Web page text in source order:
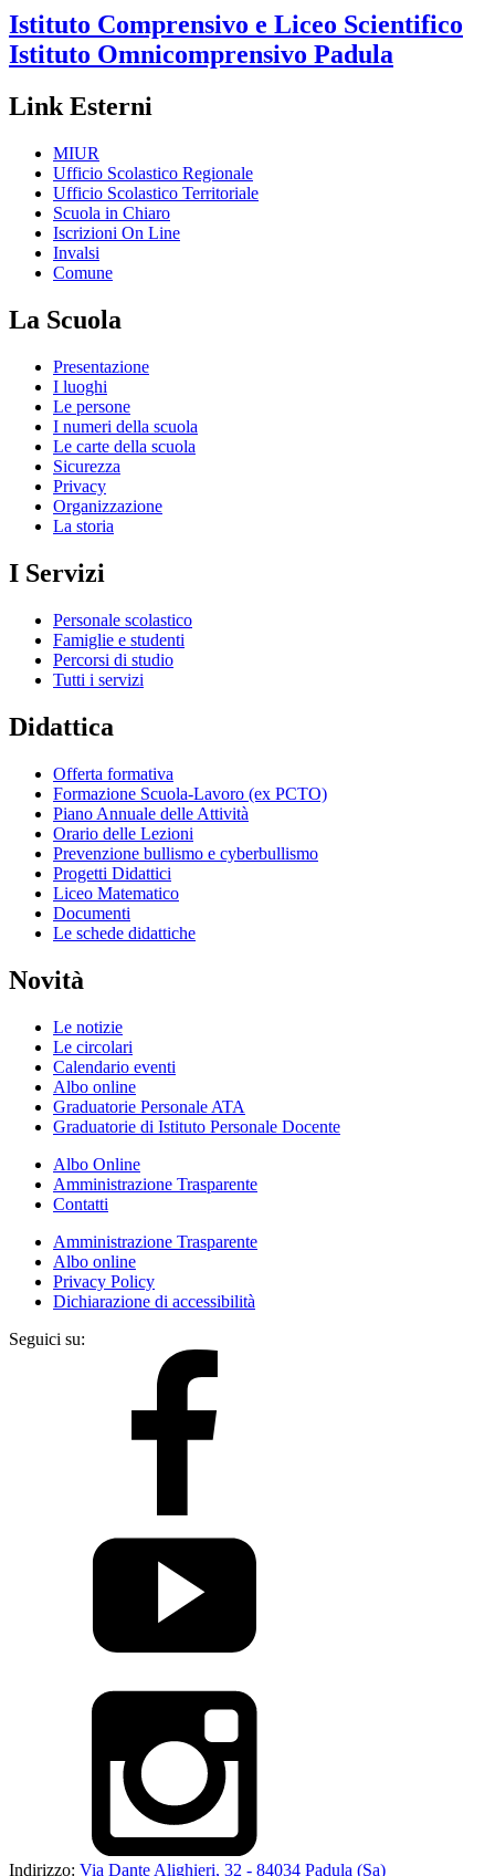
Istituto Comprensivo e Liceo Scientifico
Istituto Omnicomprensivo Padula
Link Esterni
MIUR
Ufficio Scolastico Regionale
Ufficio Scolastico Territoriale
Scuola in Chiaro
Iscrizioni On Line
Invalsi
Comune
La Scuola
Presentazione
I luoghi
Le persone
I numeri della scuola
Le carte della scuola
Sicurezza
Privacy
Organizzazione
La storia
I Servizi
Personale scolastico
Famiglie e studenti
Percorsi di studio
Tutti i servizi
Didattica
Offerta formativa
Formazione Scuola-Lavoro (ex PCTO)
Piano Annuale delle Attività
Orario delle Lezioni
Prevenzione bullismo e cyberbullismo
Progetti Didattici
Liceo Matematico
Documenti
Le schede didattiche
Novità
Le notizie
Le circolari
Calendario eventi
Albo online
Graduatorie Personale ATA
Graduatorie di Istituto Personale Docente
Albo Online
Amministrazione Trasparente
Contatti
Amministrazione Trasparente
Albo online
Privacy Policy
Dichiarazione di accessibilità
Seguici su:
Indirizzo: Via Dante Alighieri, 32 - 84034 Padula (Sa)